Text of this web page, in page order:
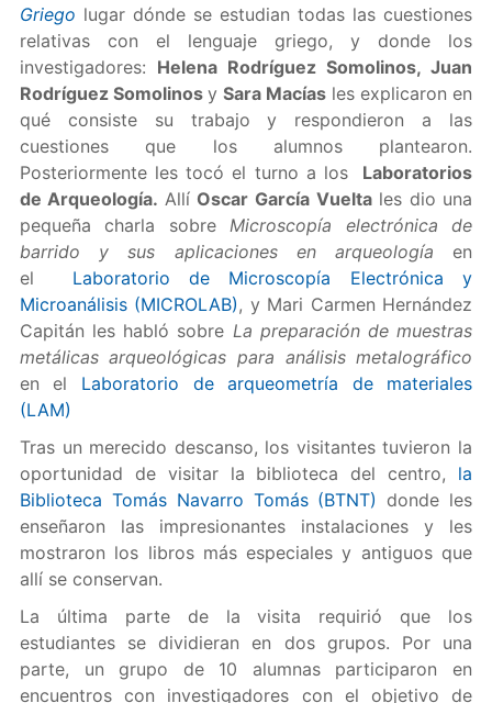
Griego lugar dónde se estudian todas las cuestiones
relativas con el lenguaje griego, y donde los
investigadores: Helena Rodríguez Somolinos, Juan
Rodríguez Somolinos y Sara Macías les explicaron en
qué consiste su trabajo y respondieron a las
cuestiones que los alumnos plantearon.
Posteriormente les tocó el turno a los
Laboratorios
de Arqueología. Allí Oscar García Vueltales dio una
pequeña charla sobreMicroscopía electrónica de
barrido y sus aplicaciones en arqueología en
el
Laboratorio de Microscopía Electrónica y
Microanálisis (MICROLAB), y Mari Carmen Hernández
Capitán les habló sobre La preparación de muestras
metálicas arqueológicas para análisis metalográfico
en el Laboratorio de arqueometría de materiales
(LAM)
Tras un merecido descanso, los visitantes tuvieron la
oportunidad de visitar la biblioteca del centro, la
Biblioteca Tomás Navarro Tomás (BTNT) donde les
enseñaron las impresionantes instalaciones y les
mostraron los libros más especiales y antiguos que
allí se conservan.
La última parte de la visita requirió que los
estudiantes se dividieran en dos grupos. Por una
parte, un grupo de 10 alumnas participaron en
encuentros con investigadores con el objetivo de